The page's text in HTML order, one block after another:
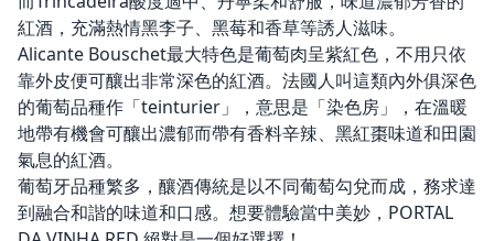
紅酒，充滿熱情黑李子、黑莓和香草等誘人滋味。
Alicante Bouschet最大特色是葡萄肉呈紫紅色，不用只依
靠外皮便可釀出非常深色的紅酒。法國人叫這類內外俱深色
的葡萄品種作「teinturier」，意思是「染色房」，在溫暖
地帶有機會可釀出濃郁而帶有香料辛辣、黑紅棗味道和田園
氣息的紅酒。
葡萄牙品種繁多，釀酒傳統是以不同葡萄勾兌而成，務求達
到融合和諧的味道和口感。想要體驗當中美妙，PORTAL